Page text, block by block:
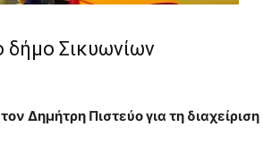
δήμο Σικυωνίων
Δημήτρη Πιστεύο για τη διαχείριση